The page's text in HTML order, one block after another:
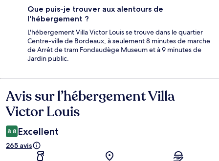
Que puis-je trouver aux alentours de
l'hébergement ?
L'hébergement Villa Victor Louis se trouve dans le quartier
Centre-ville de Bordeaux, à seulement 8 minutes de marche
de Arrêt de tram Fondaudège Museum et à 9 minutes de
Jardin public.
Avis
Avis sur l’hébergement Villa
Victor Louis
8,8 Excellent
265 avis